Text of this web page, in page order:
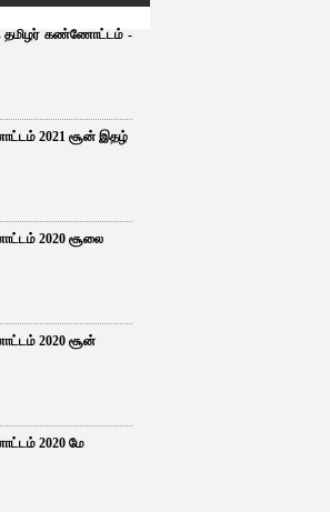
தமிழர் கண்ணோட்டம் -
2021 சூன் இதழ்
2020 சூலை
2020 சூன்
2020 மே